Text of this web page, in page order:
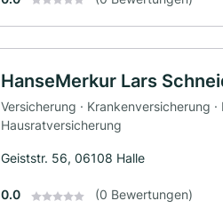
HanseMerkur Lars
Versicherung · Krankenversicherung
Hausratversicherung
Geiststr. 56, 06108 Halle
0.0 (0 Bewertungen)